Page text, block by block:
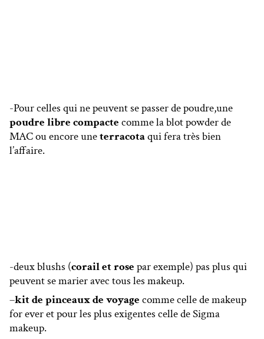
-Pour celles qui ne peuvent se passer de poudre,une
poudre libre compacte comme la blot powder de
MAC ou encore uneterracotaqui fera très bien
l’affaire.
-deux blushs (corail et rose par exemple) pas plus qui
peuvent se marier avec tous les makeup.
–kit de pinceaux de voyage comme celle de makeup
for ever et pour les plus exigentes celle de Sigma
makeup.